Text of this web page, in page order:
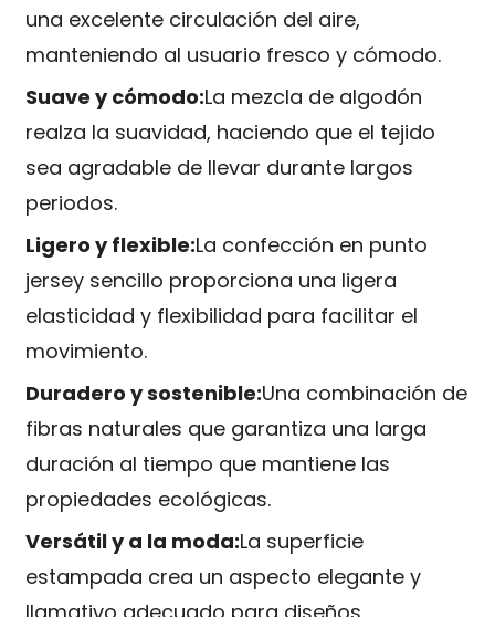
una excelente circulación del aire,
manteniendo al usuario fresco y cómodo.
Suave y cómodo:La mezcla de algodón
realza la suavidad, haciendo que el tejido
sea agradable de llevar durante largos
periodos.
Ligero y flexible:La confección en punto
jersey sencillo proporciona una ligera
elasticidad y flexibilidad para facilitar el
movimiento.
Duradero y sostenible:Una combinación de
fibras naturales que garantiza una larga
duración al tiempo que mantiene las
propiedades ecológicas.
Versátil y a la moda:La superficie
estampada crea un aspecto elegante y